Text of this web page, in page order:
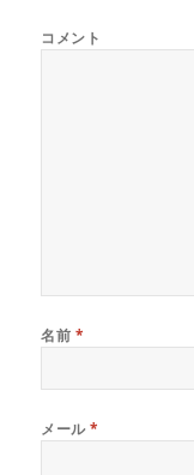
コメント
名前 *
メール*